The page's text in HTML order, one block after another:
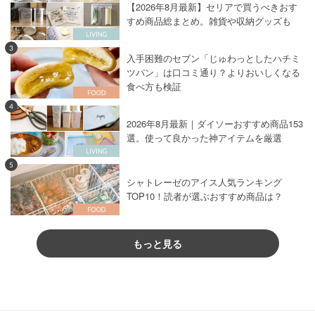
【2026年8月最新】セリアで買うべきおす
すめ商品総まとめ。雑貨や収納グッズも
3
入手困難のセブン「じゅわっとしたハチミ
ツパン」は口コミ通り？よりおいしくなる
食べ方も検証
4
2026年8月最新｜ダイソーおすすめ商品153
選。使って良かった神アイテムを厳選
5
シャトレーゼのアイス人気ランキング
TOP10！読者が選ぶおすすめ商品は？
もっと見る